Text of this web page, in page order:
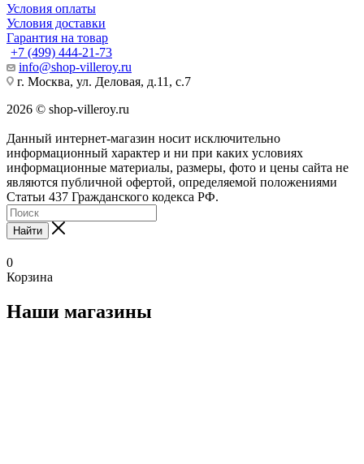
Условия оплаты
Условия доставки
Гарантия на товар
+7 (499) 444-21-73
info@shop-villeroy.ru
г. Москва, ул. Деловая, д.11, с.7
2026 © shop-villeroy.ru
Данный интернет-магазин носит исключительно
информационный характер и ни при каких условиях
информационные материалы, размеры, фото и цены сайта не
являются публичной офертой, определяемой положениями
Статьи 437 Гражданского кодекса РФ.
Найти
0
Корзина
Наши магазины